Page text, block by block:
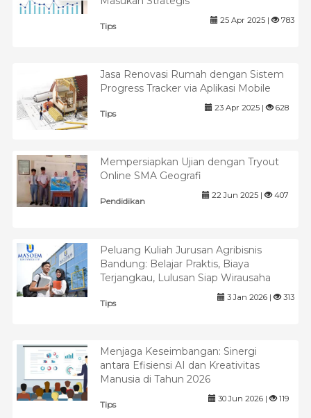
Tips
25 Apr 2025 | 783
Jasa Renovasi Rumah dengan Sistem
Progress Tracker via Aplikasi Mobile
Tips
23 Apr 2025 | 628
Mempersiapkan Ujian dengan Tryout
Online SMA Geografi
Pendidikan
22 Jun 2025 | 407
Peluang Kuliah Jurusan Agribisnis
Bandung: Belajar Praktis, Biaya
Terjangkau, Lulusan Siap Wirausaha
Tips
3 Jan 2026 | 313
Menjaga Keseimbangan: Sinergi
antara Efisiensi AI dan Kreativitas
Manusia di Tahun 2026
Tips
30 Jun 2026 | 119